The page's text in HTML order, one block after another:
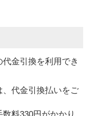
金引換を利用でき
代金引換払いをご
料330円がかかり